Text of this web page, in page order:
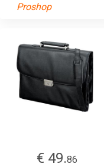
Proshop
€ 49.86